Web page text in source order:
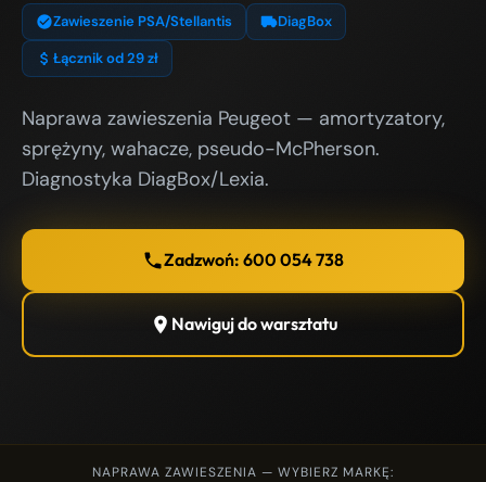
Zawieszenie PSA/Stellantis
DiagBox
Łącznik od 29 zł
Naprawa zawieszenia Peugeot — amortyzatory,
sprężyny, wahacze, pseudo-McPherson.
Diagnostyka DiagBox/Lexia.
Zadzwoń: 600 054 738
Nawiguj do warsztatu
NAPRAWA ZAWIESZENIA — WYBIERZ MARKĘ: